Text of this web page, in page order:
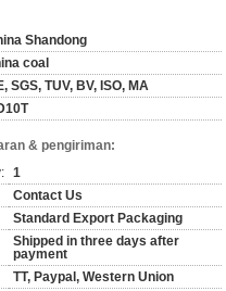
Shandong
coal
SGS, TUV, BV, ISO, MA
& pengiriman:
1
Contact Us
Standard Export Packaging
Shipped in three days after
payment
TT, Paypal, Western Union